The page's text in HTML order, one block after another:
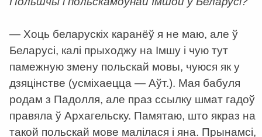
— Хоць беларускіх каранёў я не маю, але ў
Беларусі, калі прыходжу на Імшу і чую тут
памежную змену польскай мовы, чуюся як у
дзяцінстве (усміхаецца — Аўт.). Мая бабуля
родам з Падолля, але праз ссылку шмат гадоў
правяла ў Архагельску. Памятаю, што якраз на
такой польскай мове малілася і яна. Прынамсі,